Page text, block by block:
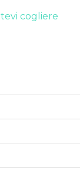
cogliere